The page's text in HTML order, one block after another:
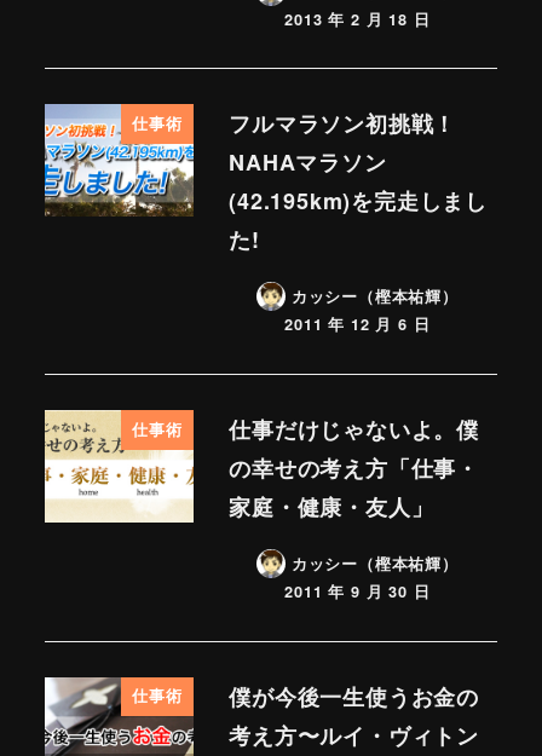
2013 年 2 月 18 日
仕事術
フルマラソン初挑戦！
NAHAマラソン
(42.195km)を完走しまし
た!
カッシー（樫本祐輝）
2011 年 12 月 6 日
仕事術
仕事だけじゃないよ。僕
の幸せの考え方「仕事・
家庭・健康・友人」
カッシー（樫本祐輝）
2011 年 9 月 30 日
仕事術
僕が今後一生使うお金の
考え方〜ルイ・ヴィトン